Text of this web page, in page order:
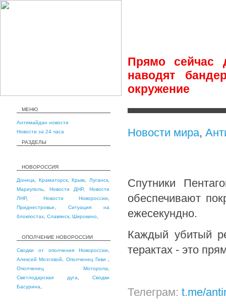
Прямо сейчас
наводят
окружение
МЕНЮ
Антимайдан новости
Новости за 24 часа
РАЗДЕЛЫ
НОВОРОССИЯ
Донецк Краматорск,Крым Луганск
Мариуполь
Новости ДНР,Новости
ЛНР, Новости Новороссии
Приднестровье
Ситуация на
блокпостах Славянск Широкино
ОПОЛЧЕНИЕ НОВОРОССИИ
Сводки от ополчения Новороссии
Алексей Мозговой
Ополченец Гиви
Ополченец Моторола
Светлодарская дуга
Сводки
Басурина
Новости мира,
Спутники
обеспечивают
ежесекундно.
Каждый убитый
терактах - это
Телеграм: t.me/